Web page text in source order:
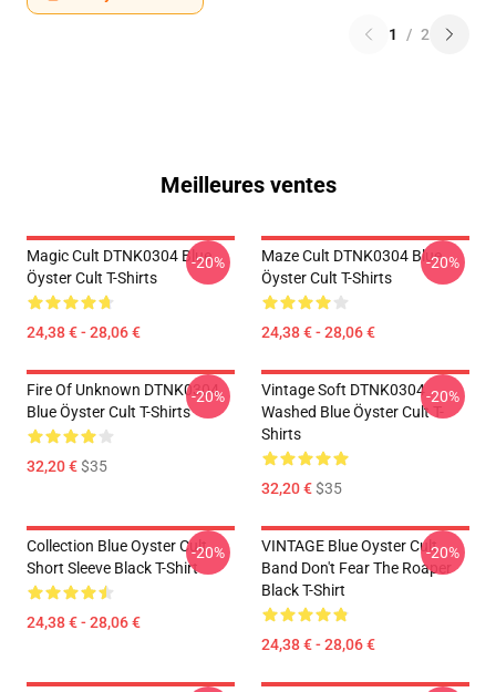
1 / 2
Meilleures ventes
Magic Cult DTNK0304 Blue
Öyster Cult T-Shirts
24,38 € - 28,06 €
-20%
Maze Cult DTNK0304 Blue
Öyster Cult T-Shirts
24,38 € - 28,06 €
-20%
Fire Of Unknown DTNK0304
Blue Öyster Cult T-Shirts
32,20 €$35
-20%
Vintage Soft DTNK0304
Washed Blue Öyster Cult T-
Shirts
32,20 €$35
-20%
Collection Blue Oyster Cult
Short Sleeve Black T-Shirt
24,38 € - 28,06 €
-20%
VINTAGE Blue Oyster Cult
Band Don't Fear The Roaper
Black T-Shirt
24,38 € - 28,06 €
-20%